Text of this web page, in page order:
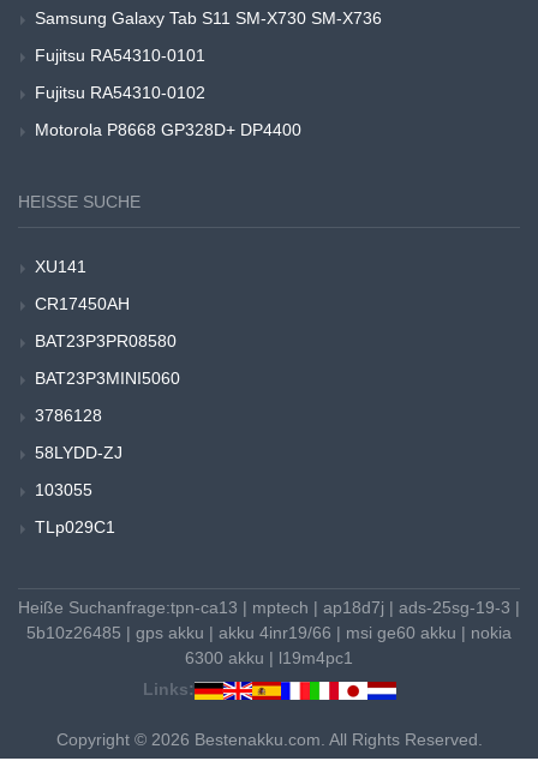
Samsung Galaxy Tab S11 SM-X730 SM-X736
Fujitsu RA54310-0101
Fujitsu RA54310-0102
Motorola P8668 GP328D+ DP4400
HEISSE SUCHE
XU141
CR17450AH
BAT23P3PR08580
BAT23P3MINI5060
3786128
58LYDD-ZJ
103055
TLp029C1
Heiße Suchanfrage:tpn-ca13 | mptech | ap18d7j | ads-25sg-19-3 |
5b10z26485 | gps akku | akku 4inr19/66 | msi ge60 akku | nokia
6300 akku | l19m4pc1
Links:
Copyright © 2026 Bestenakku.com. All Rights Reserved.